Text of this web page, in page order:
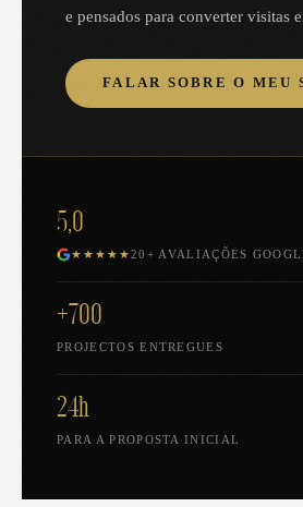
e pensados para converter visitas
FALAR SOBRE O MEU
5,0
★★★★★20+ AVALIAÇÕES
+700
PROJECTOS ENTREGUES
24h
PARA A PROPOSTA INICIAL